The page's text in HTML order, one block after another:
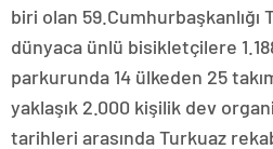
biri olan
dünyaca ünlü bisikletçilere
parkurunda 14 ülkeden 25
yaklaşık 2.000 kişilik dev
tarihleri arasında Turkuaz